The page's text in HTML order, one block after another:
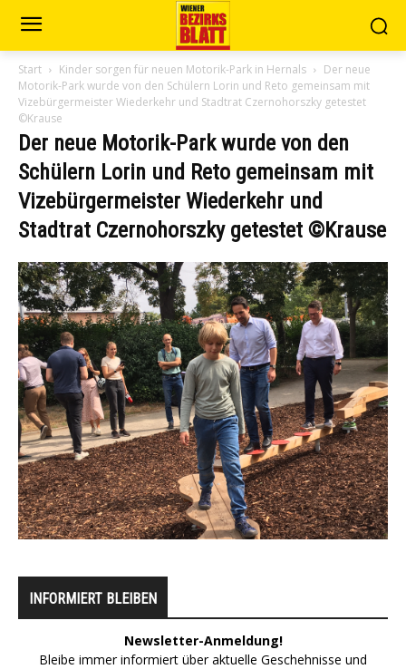
Start Kinder sorgen für neuen Motorik-Park in Hernals
Der neue
Motorik-Park wurde von den Schülern Lorin und Reto gemeinsam mit
Vizebürgermeister Wiederkehr und Stadtrat Czernohorszky getestet
©Krause
Der neue Motorik-Park wurde von den
Schülern Lorin und Reto gemeinsam mit
Vizebürgermeister Wiederkehr und
Stadtrat Czernohorszky getestet ©Krause
INFORMIERT BLEIBEN
Newsletter-Anmeldung!
Bleibe immer informiert über aktuelle Geschehnisse und